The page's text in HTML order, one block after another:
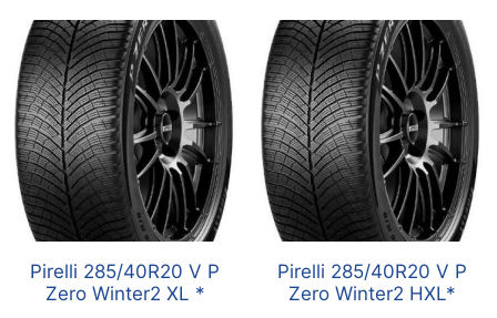
Pirelli 285/40R20 V P
Zero Winter2 XL *
Pirelli 285/40R20 V P
Zero Winter2 HXL*